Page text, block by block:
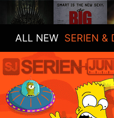
ALL NEW SERIEN &